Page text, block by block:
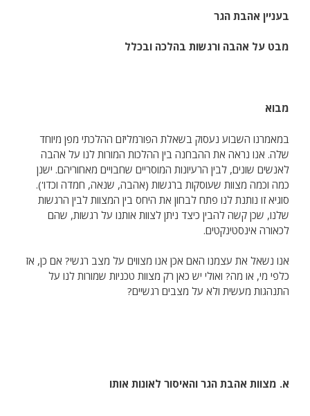
בעניין אהבת הגר
מבט על אהבה ורגשות בהלכה ובכלל
מבוא
במאמרנו השבוע נעסוק בשאלת הפורמליזם ההלכתי מפן מיוחד
שלה. אנו נראה את ההבחנה בין ההלכות המורות לנו על אהבה
לאנשים שונים, לבין הרעיונות המוסריים שחבויים מאחוריהם. ישנן
כמה וכמה מצוות שעוסקות ברגשות (אהבה, שנאה, חמדה וכדו').
סוגיא זו נותנת לנו פתח לבחון את היחס בין המצוות לבין הרגשות
שלנו, שכן קשה להבין כיצד ניתן לצוות אותנו על רגשות, שהם
לכאורה אינסטינקטים.
אנו נשאל את עצמנו האם אכן אנו מצווים על מצב רגשי? אם כן, אז
כלפי מי, או מה? ואולי יש כאן רק מצוות טכניות שמורות לנו על
התנהגות מעשית ולא על מצבים רגשיים?
א. מצוות אהבת הגר והאיסור לאונות אותו